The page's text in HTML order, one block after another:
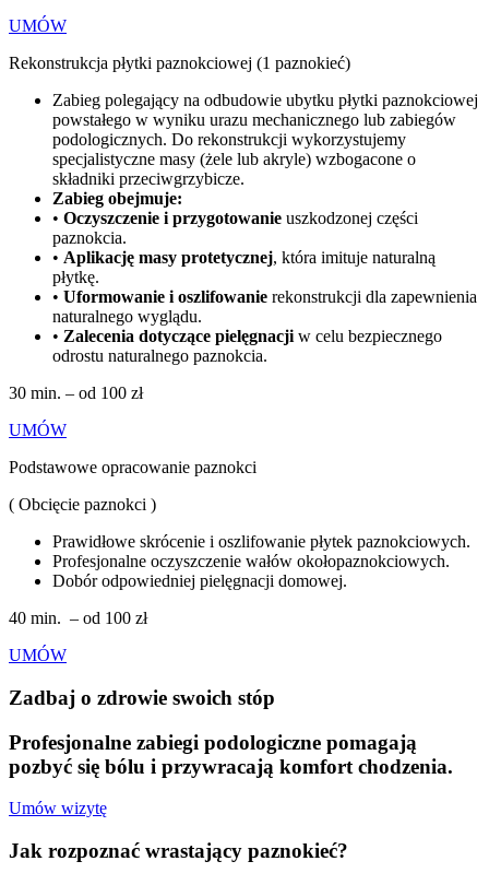
UMÓW
Rekonstrukcja płytki paznokciowej (1 paznokieć)
Zabieg polegający na odbudowie ubytku płytki paznokciowej
powstałego w wyniku urazu mechanicznego lub zabiegów
podologicznych. Do rekonstrukcji wykorzystujemy
specjalistyczne masy (żele lub akryle) wzbogacone o
składniki przeciwgrzybicze.
Zabieg obejmuje:
• Oczyszczenie i przygotowanie uszkodzonej części
paznokcia.
• Aplikację masy protetycznej, która imituje naturalną
płytkę.
• Uformowanie i oszlifowanie rekonstrukcji dla zapewnienia
naturalnego wyglądu.
• Zalecenia dotyczące pielęgnacji w celu bezpiecznego
odrostu naturalnego paznokcia.
30 min. – od 100 zł
UMÓW
Podstawowe opracowanie paznokci
( Obcięcie paznokci )
Prawidłowe skrócenie i oszlifowanie płytek paznokciowych.
Profesjonalne oczyszczenie wałów okołopaznokciowych.
Dobór odpowiedniej pielęgnacji domowej.
40 min. – od 100 zł
UMÓW
Zadbaj o zdrowie swoich stóp
Profesjonalne zabiegi podologiczne pomagają
pozbyć się bólu i przywracają komfort chodzenia.
Umów wizytę
Jak rozpoznać wrastający paznokieć?